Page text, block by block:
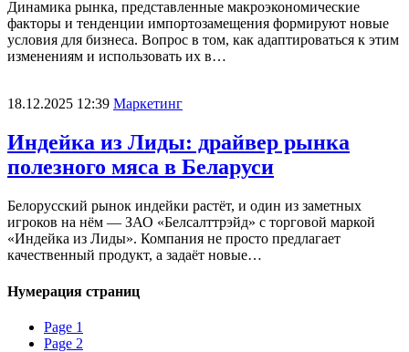
Динамика рынка, представленные макроэкономические
факторы и тенденции импортозамещения формируют новые
условия для бизнеса. Вопрос в том, как адаптироваться к этим
изменениям и использовать их в…
18.12.2025 12:39 Маркетинг
Индейка из Лиды: драйвер рынка
полезного мяса в Беларуси
Белорусский рынок индейки растёт, и один из заметных
игроков на нём — ЗАО «Белсалттрэйд» с торговой маркой
«Индейка из Лиды». Компания не просто предлагает
качественный продукт, а задаёт новые…
Нумерация страниц
Page 1
Page 2